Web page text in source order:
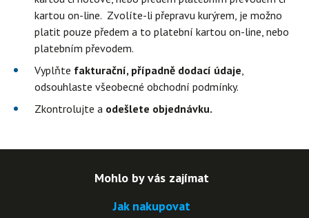
kartou on-line. Zvolíte-li přepravu kurýrem, je možno
platit pouze předem a to platební kartou on-line, nebo
platebním převodem.
Vyplňte fakturační, případně dodací údaje,
odsouhlaste všeobecné obchodní podmínky.
Zkontrolujte a odešlete objednávku.
Mohlo by vás zajímat
Jak nakupovat